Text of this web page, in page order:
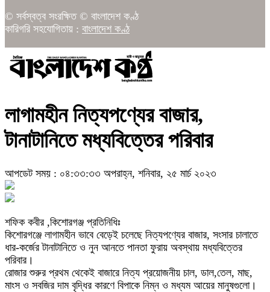
© সর্বস্বত্ব সংরক্ষিত © বাংলাদেশ কণ্ঠ
কারিগরি সহযোগিতায় : বাংলাদেশ কণ্ঠ
লাগামহীন নিত্যপণ্যের বাজার,
টানাটানিতে মধ্যবিত্তের পরিবার
আপডেট সময় : ০৪:৩৩:৩৩ অপরাহ্ন, শনিবার, ২৫ মার্চ ২০২৩
শফিক কবীর ,কিশোরগঞ্জ প্রতিনিধিঃ
কিশোরগঞ্জে লাগামহীন ভাবে বেড়েই চলেছে নিত্যপণ্যের বাজার, সংসার চালাতে
ধার-কর্জের টানাটানিতে ও নুন আনতে পানতা ফুরায় অবস্থায় মধ্যবিত্তের
পরিবার।
রোজার শুরুর প্রথম থেকেই বাজারে নিত্য প্রয়োজনীয় চাল, ডাল,তেল, মাছ,
মাংস ও সবজির দাম বৃদ্ধির কারণে বিপাকে নিম্ন ও মধ্যম আয়ের মানুষগুলো।